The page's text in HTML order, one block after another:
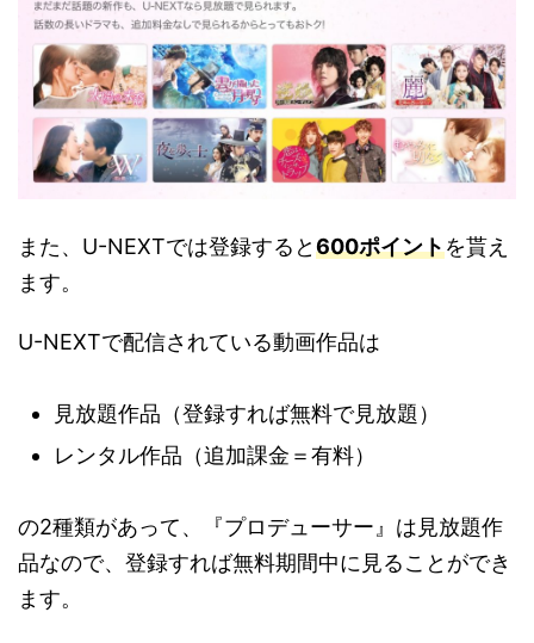
また、U-NEXTでは登録すると600ポイントを貰え
ます。
U-NEXTで配信されている動画作品は
見放題作品（登録すれば無料で見放題）
レンタル作品（追加課金＝有料）
の2種類があって、『プロデューサー』は見放題作
品なので、登録すれば無料期間中に見ることができ
ます。